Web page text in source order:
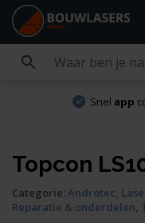
Snel app
Topcon
Categorie: Androtec,
Reparatie & onderdelen,